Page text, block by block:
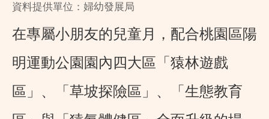
資料提供單位：婦幼發展局
在專屬小朋友的兒童月，配合桃園區陽
明運動公園園內四大區「猿林遊戲
區」、「草坡探險區」、「生態教育